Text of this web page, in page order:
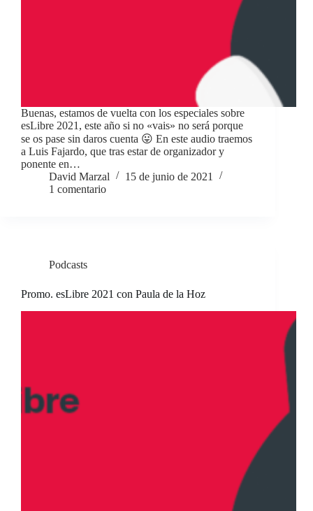
Buenas, estamos de vuelta con los especiales sobre
esLibre 2021, este año si no «vais» no será porque
se os pase sin daros cuenta 😛 En este audio traemos
a Luis Fajardo, que tras estar de organizador y
ponente en…
David Marzal
15 de junio de 2021
1 comentario
Podcasts
Promo. esLibre 2021 con Paula de la Hoz